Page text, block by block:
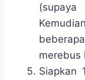
merebus
Siapkan